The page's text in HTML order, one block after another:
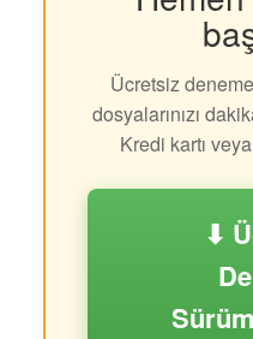
Ücretsiz
dosyalarınızı
Kredi kartı
⬇